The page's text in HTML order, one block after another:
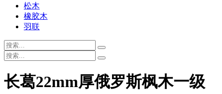
松木
橡胶木
羽联
长葛22mm厚俄罗斯枫木一级